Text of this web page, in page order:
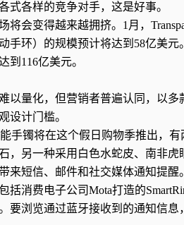
式各样的竞争对手，这是好事。
会变得越来越拥挤。1月，
环）的规模预计将达到58亿美元
到116亿美元。
以量化，但营销者普遍认同，以
设计门槛。
手镯将在这个假日购物季推出，
，另一种采用白色水蛇皮、南非
来短信、邮件和社交媒体通知提醒。
括消费电子公司Mota打造的
要浏览通过蓝牙接收到的通知信